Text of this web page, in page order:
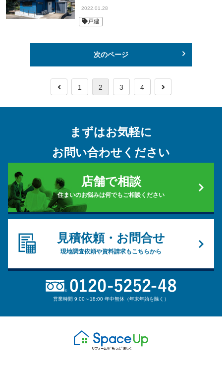
2022.01.28
戸建
次のページ
前 1 2 3 4 次
まずはお気軽に
お問い合わせください
店舗で相談
住まいのお悩みは何でもご相談ください
見積依頼・お問合せ
現地調査依頼や資料請求もこちらから
営業時間 9:00～18:00 年中無休（年末年始を除く）